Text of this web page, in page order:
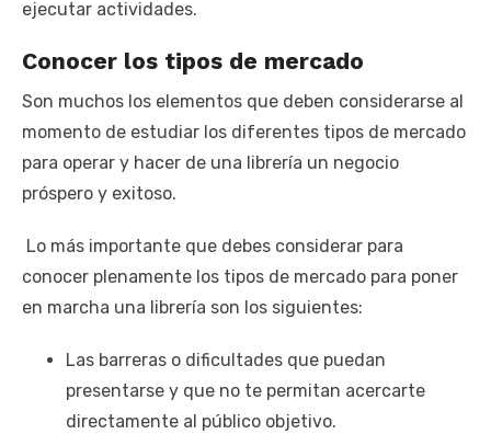
ejecutar actividades.
Conocer los tipos de mercado
Son muchos los elementos que deben considerarse al
momento de estudiar los diferentes tipos de mercado
para operar y hacer de una librería un negocio
próspero y exitoso.
Lo más importante que debes considerar para
conocer plenamente los tipos de mercado para poner
en marcha una librería son los siguientes:
Las barreras o dificultades que puedan
presentarse y que no te permitan acercarte
directamente al público objetivo.